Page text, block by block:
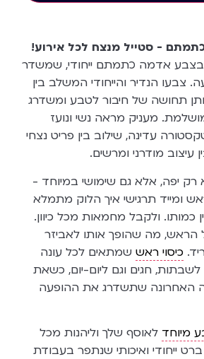
- סטייל מנצח לכל אירוע!
בצבע אדמה כתמתם ייחודי, שמשדר
צבעו הנדיר והייחודי המשלב בין
תחושה של חיבור לטבע ומשדרג
מעניק מראה נשי ונועז
עדינה, שילוב בין פריט נצחי
עיצוב מודרני ומרשים.
יפה, אלא גם שימושי במיוחד -
ומייד תרגישי איך הלוק מתמלא
כמותו. ולקבל מחמאות מכל כיוון.
הראש, מה שהופך אותו לאביזר
כיסוי ראש שמתאים לכל עונה
חגים וגם ליום-יום, כשאת
האחרונה שתשדרג את ההופעה
מיוחד לאוסף שלך וליהנות מכל
ייחודי ואיכותי שנתפר בעבודת